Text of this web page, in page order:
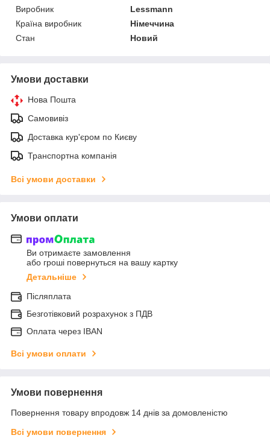
Виробник
Lessmann
Країна виробник
Німеччина
Стан
Новий
Умови доставки
Нова Пошта
Самовивіз
Доставка кур'єром по Києву
Транспортна компанія
Всі умови доставки
Умови оплати
Ви отримаєте замовлення
або гроші повернуться на вашу картку
Детальніше
Післяплата
Безготівковий розрахунок з ПДВ
Оплата через IBAN
Всі умови оплати
Умови повернення
Повернення товару впродовж 14 днів за домовленістю
Всі умови повернення